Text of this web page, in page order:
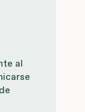
al